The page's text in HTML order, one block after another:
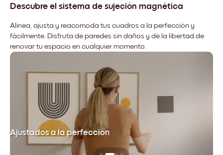
Descubre el sistema de sujeción magnética
Alinea, ajusta y reacomoda tus cuadros a la perfección y
fácilmente. Disfruta de paredes sin daños y de la libertad de
renovar tu espacio en cualquier momento.
Ajustados a la perfección